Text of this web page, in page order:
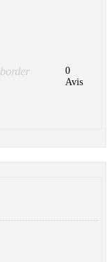
0
Avis